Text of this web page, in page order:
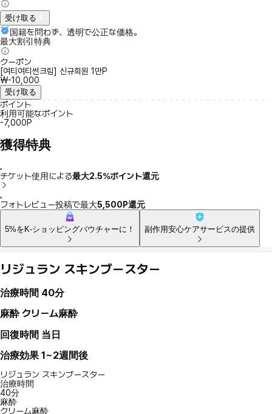
受け取る
国籍を問わず、透明で公正な価格。
最大割引特典
クーポン
[여티여티썬크림] 신규회원 1만P
₩-10,000
受け取る
ポイント
利用可能なポイント
-7,000P
獲得特典
チケット使用による最大2.5％ポイント還元
フォトレビュー投稿で最大5,500P還元
5%をK-ショッピングバウチャーに！ 副作用安心ケアサービスの提供
リジュラン スキンブースター
治療時間 40分
麻酔 クリーム麻酔
回復時間 当日
治療効果 1~2週間後
リジュラン スキンブースター
治療時間
40分
麻酔
クリーム麻酔